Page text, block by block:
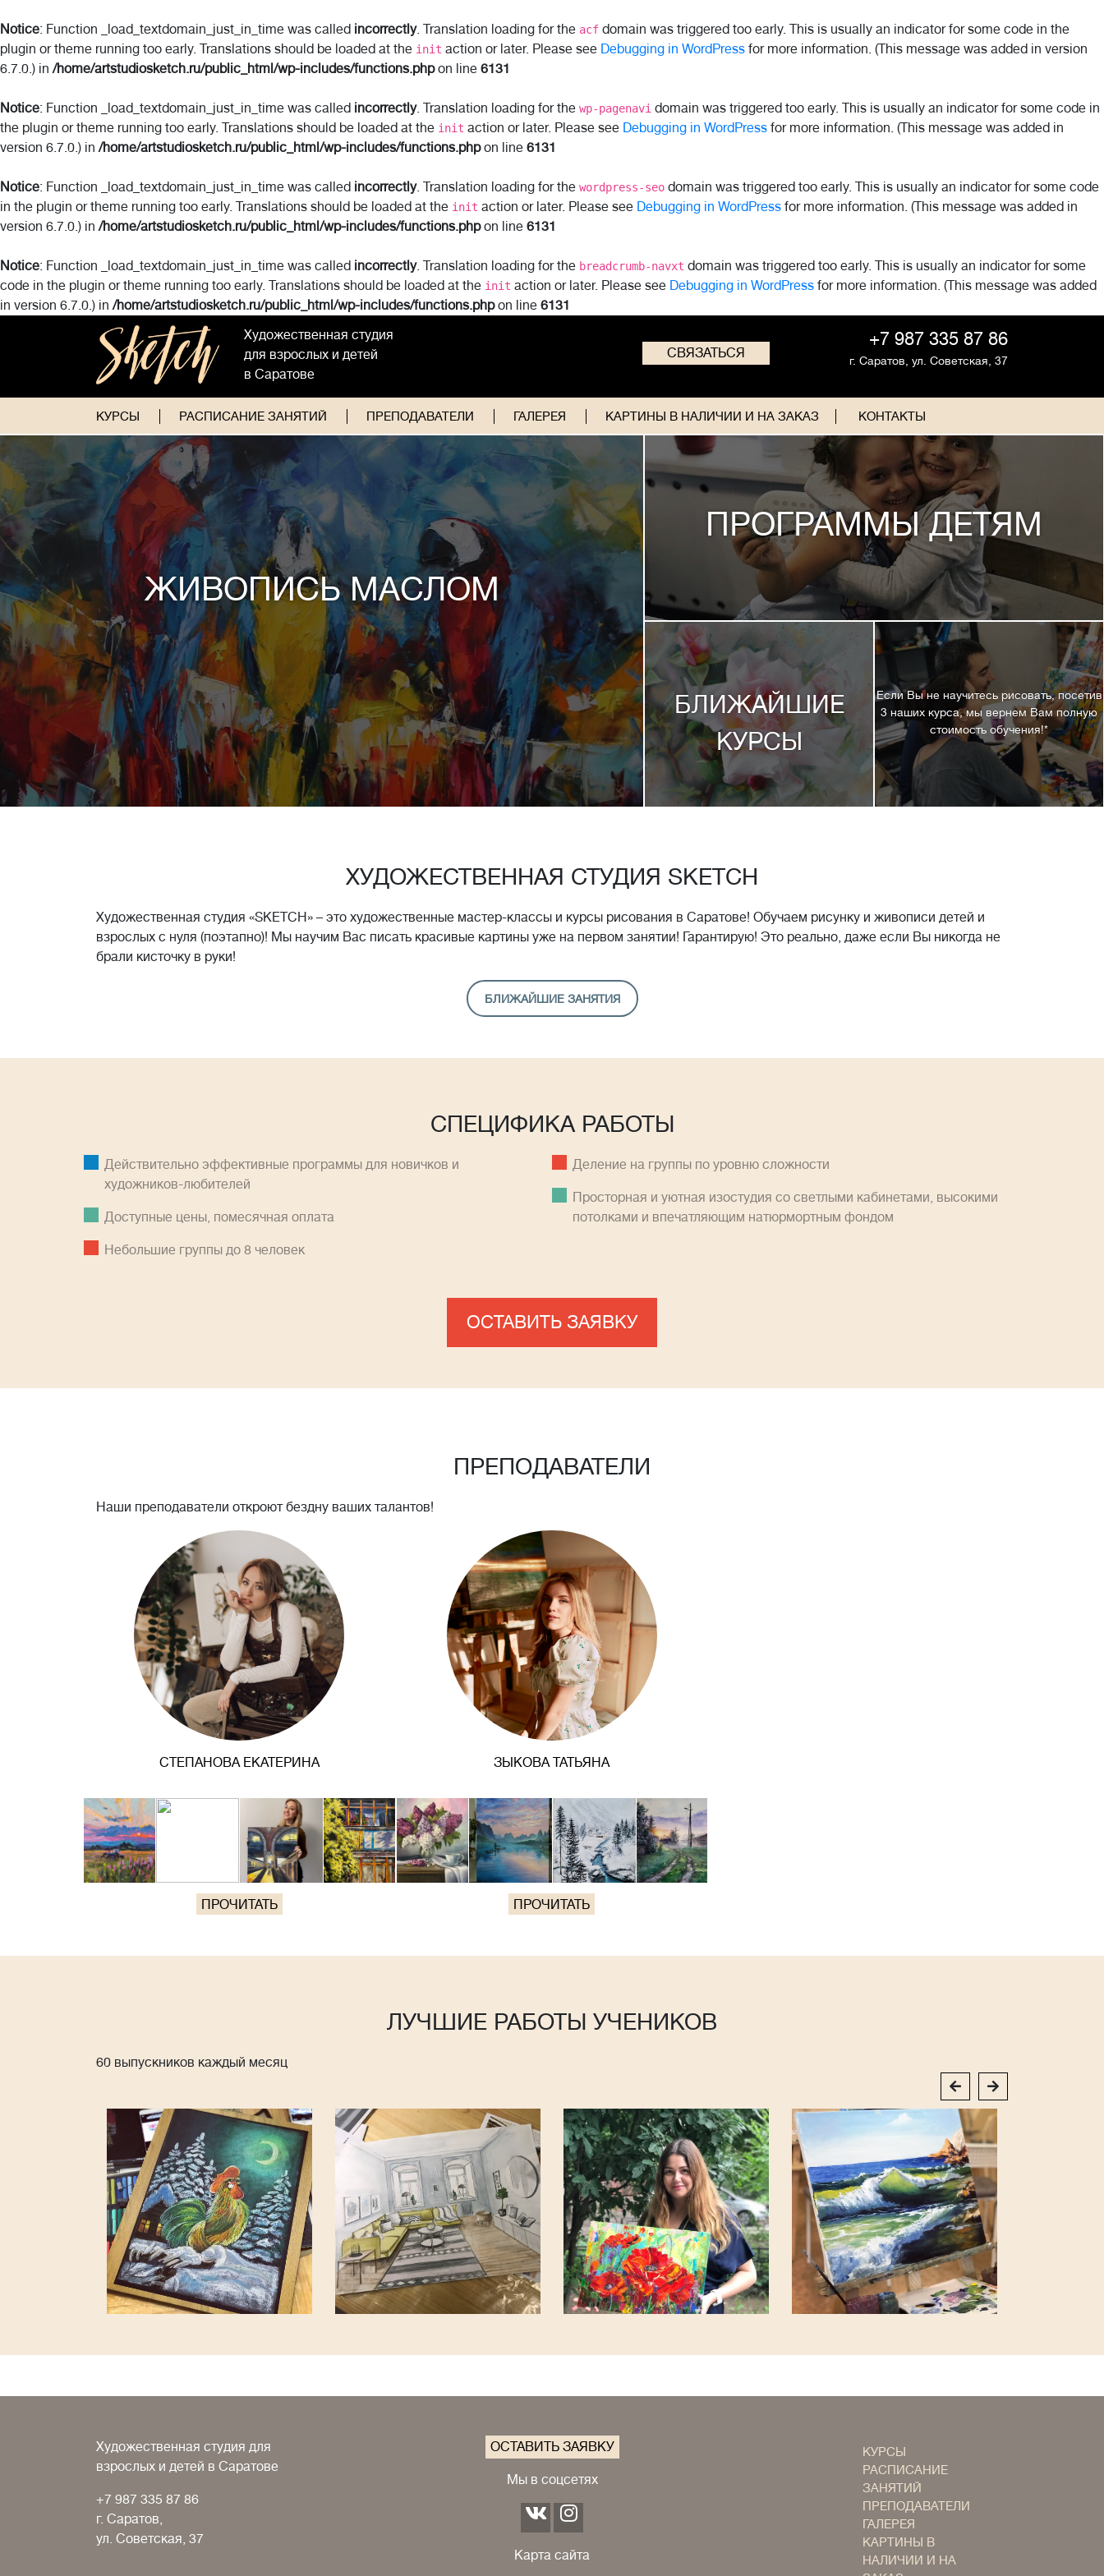
Notice: Function _load_textdomain_just_in_time was called incorrectly. Translation loading for the acf domain was triggered too early. This is usually an indicator for some code in the
plugin or theme running too early. Translations should be loaded at the init action or later. Please see Debugging in WordPress for more information. (This message was added in version
6.7.0.) in/home/artstudiosketch.ru/public_html/wp-includes/functions.phpon line 6131
Notice: Function _load_textdomain_just_in_time was called incorrectly. Translation loading for the wp-pagenavi domain was triggered too early. This is usually an indicator for some code in
the plugin or theme running too early. Translations should be loaded at the init action or later. Please see Debugging in WordPress for more information. (This message was added in
version 6.7.0.) in/home/artstudiosketch.ru/public_html/wp-includes/functions.phpon line 6131
Notice: Function _load_textdomain_just_in_time was called incorrectly. Translation loading for the wordpress-seo domain was triggered too early. This is usually an indicator for some code
in the plugin or theme running too early. Translations should be loaded at the init action or later. Please see Debugging in WordPress for more information. (This message was added in
version 6.7.0.) in/home/artstudiosketch.ru/public_html/wp-includes/functions.phpon line 6131
Notice: Function _load_textdomain_just_in_time was called incorrectly. Translation loading for the breadcrumb-navxt domain was triggered too early. This is usually an indicator for some
code in the plugin or theme running too early. Translations should be loaded at the init action or later. Please see Debugging in WordPress for more information. (This message was added
in version 6.7.0.) in/home/artstudiosketch.ru/public_html/wp-includes/functions.phpon line 6131
Художественная студия
для взрослых и детей
в Саратове
СВЯЗАТЬСЯ
+7 987 335 87 86
г. Саратов, ул. Советская, 37
КУРСЫ РАСПИСАНИЕ ЗАНЯТИЙ ПРЕПОДАВАТЕЛИ ГАЛЕРЕЯ КАРТИНЫ В НАЛИЧИИ И НА ЗАКАЗ КОНТАКТЫ
ЖИВОПИСЬ МАСЛОМ
ПРОГРАММЫ ДЕТЯМ
БЛИЖАЙШИЕ
КУРСЫ
Если Вы не научитесь рисовать, посетив
3 наших курса, мы вернем Вам полную
стоимость обучения!*
ХУДОЖЕСТВЕННАЯ СТУДИЯ SKETCH
Художественная студия «SKETCH» – это художественные мастер-классы и курсы рисования в Саратове! Обучаем рисунку и живописи детей и
взрослых с нуля (поэтапно)! Мы научим Вас писать красивые картины уже на первом занятии! Гарантирую! Это реально, даже если Вы никогда не
брали кисточку в руки!
БЛИЖАЙШИЕ ЗАНЯТИЯ
СПЕЦИФИКА РАБОТЫ
Действительно эффективные программы для новичков и
художников-любителей
Доступные цены, помесячная оплатa
Небольшие группы до 8 человек
Деление на группы по уровню сложности
Просторная и уютная изостудия со светлыми кабинетами, высокими
потолками и впечатляющим натюрмортным фондом
ОСТАВИТЬ ЗАЯВКУ
ПРЕПОДАВАТЕЛИ
Наши преподаватели откроют бездну ваших талантов!
СТЕПАНОВА ЕКАТЕРИНА
ПРОЧИТАТЬ
ЗЫКОВА ТАТЬЯНА
ПРОЧИТАТЬ
ЛУЧШИЕ РАБОТЫ УЧЕНИКОВ
60 выпускников каждый месяц
Художественная студия для
взрослых и детей в Саратове
+7 987 335 87 86
г. Саратов,
ул. Советская, 37
ОСТАВИТЬ ЗАЯВКУ
Мы в соцсетях
Карта сайта
КУРСЫ
РАСПИСАНИЕ
ЗАНЯТИЙ
ПРЕПОДАВАТЕЛИ
ГАЛЕРЕЯ
КАРТИНЫ В
НАЛИЧИИ И НА